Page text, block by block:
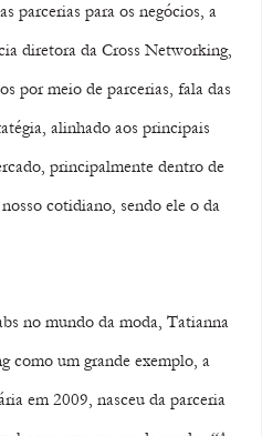
parcerias para os negócios, a
diretora da Cross Networking,
por meio de parcerias, fala das
alinhado aos principais
principalmente dentro de
cotidiano, sendo ele o da
no mundo da moda, Tatianna
como um grande exemplo, a
em 2009, nasceu da parceria